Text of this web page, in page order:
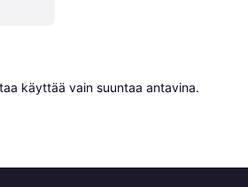
käyttää vain suuntaa antavina.